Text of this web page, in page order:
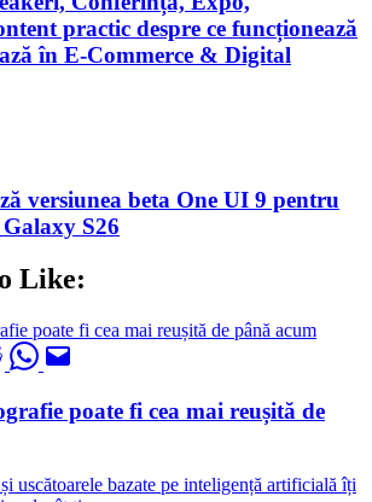
practic despre ce funcționează
în E-Commerce & Digital
versiunea beta One UI 9 pentru
S26
Like:
poate fi cea mai reușită de